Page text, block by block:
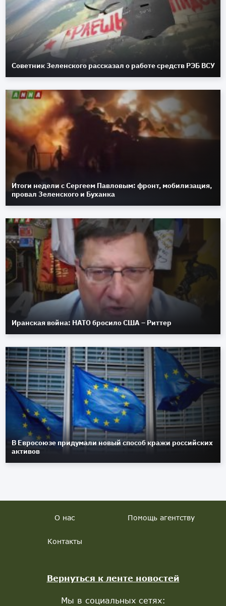
Советник Зеленского рассказал о работе средств РЭБ ВСУ
Итоги недели с Сергеем Павловым: фронт, мобилизация,
провал Зеленского и Буханка
Иранская война: НАТО бросило США – Риттер
В Евросоюзе придумали новый способ кражи российских
активов
О нас Помощь агентству
Контакты
Вернуться к ленте новостей
Мы в социальных сетях: